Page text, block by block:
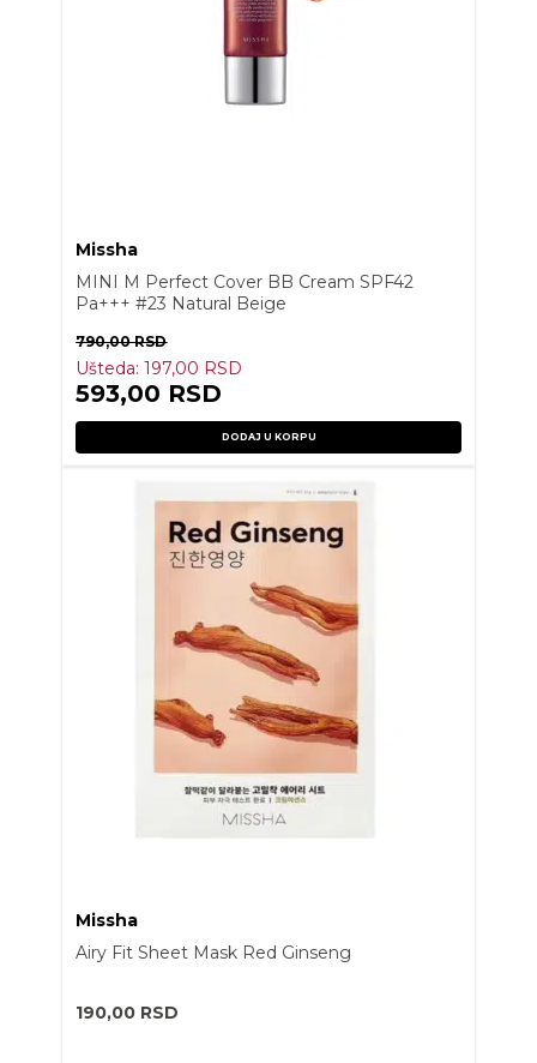
Missha
MINI M Perfect Cover BB Cream SPF42
Pa+++ #23 Natural Beige
790,00RSD
Ušteda:197,00 RSD
593,00 RSD
DODAJ U KORPU
Missha
Airy Fit Sheet Mask Red Ginseng
190,00 RSD